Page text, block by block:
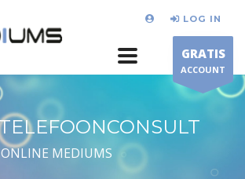
LOG IN
GRATIS
ACCOUNT
MEDIUMS